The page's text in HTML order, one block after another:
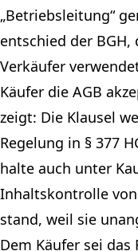
„Betriebsleitung“
entschied der
Verkäufer
Käufer die AGB
zeigt: Die Klausel
Regelung in § 377
halte auch unter
Inhaltskontrolle von
stand, weil sie
Dem Käufer sei